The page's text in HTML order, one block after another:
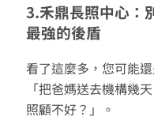
3.禾鼎長照中心：
最強的後盾
看了這麼多，您可能
「把爸媽送去機構幾
照顧不好？」。